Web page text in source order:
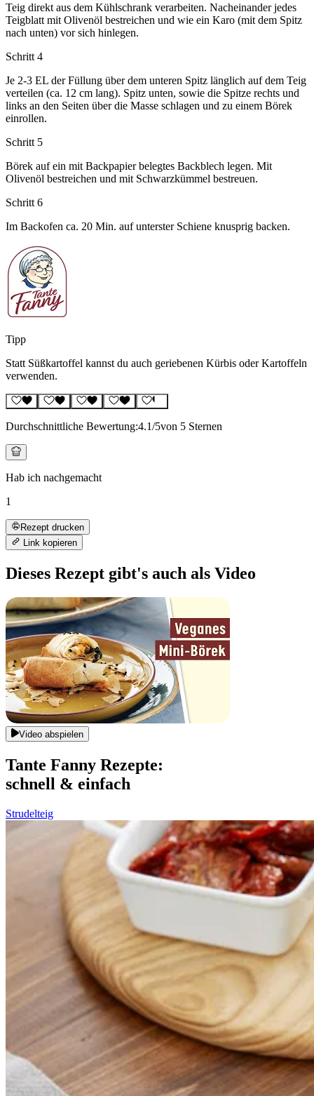
Teig direkt aus dem Kühlschrank verarbeiten. Nacheinander jedes
Teigblatt mit Olivenöl bestreichen und wie ein Karo (mit dem Spitz
nach unten) vor sich hinlegen.
Schritt 4
Je 2-3 EL der Füllung über dem unteren Spitz länglich auf dem Teig
verteilen (ca. 12 cm lang). Spitz unten, sowie die Spitze rechts und
links an den Seiten über die Masse schlagen und zu einem Börek
einrollen.
Schritt 5
Börek auf ein mit Backpapier belegtes Backblech legen. Mit
Olivenöl bestreichen und mit Schwarzkümmel bestreuen.
Schritt 6
Im Backofen ca. 20 Min. auf unterster Schiene knusprig backen.
Tipp
Statt Süßkartoffel kannst du auch geriebenen Kürbis oder Kartoffeln
verwenden.
Durchschnittliche Bewertung:4.1/5von 5 Sternen
Hab ich nachgemacht
1
Rezept drucken
Link kopieren
Dieses Rezept gibt's auch als Video
Video abspielen
Tante Fanny Rezepte:
schnell & einfach
Strudelteig